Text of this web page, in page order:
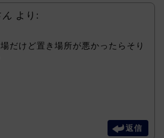
より:
だけど置き場所が悪かったらそり
返信